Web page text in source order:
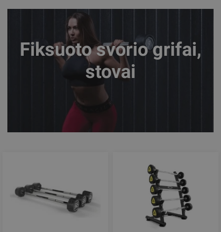
Fiksuoto svorio grifai,
stovai